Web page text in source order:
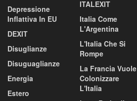
Depressione
Inflattiva In EU
DEXIT
Disuglianze
Disuguaglianze
Energia
Estero
ITALEXIT
Italia Come
L'Argentina
L'Italia Che Si
Rompe
La Francia Vuole
Colonizzare
L'Italia